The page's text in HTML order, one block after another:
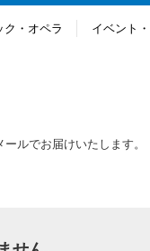
ク・オペラ イベント
ルでお届けいたします。